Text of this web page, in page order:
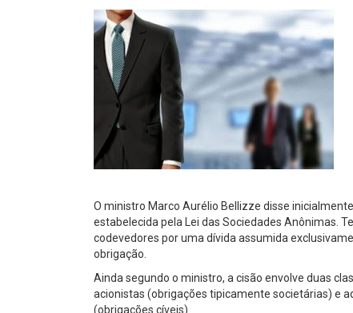
O ministro Marco Aurélio Bellizze disse
estabelecida pela Lei das Sociedades Anônimas.
codevedores por uma dívida assumida
obrigação.
Ainda segundo o ministro, a cisão envolve duas
acionistas (obrigações tipicamente societárias) e
(obrigações cíveis).